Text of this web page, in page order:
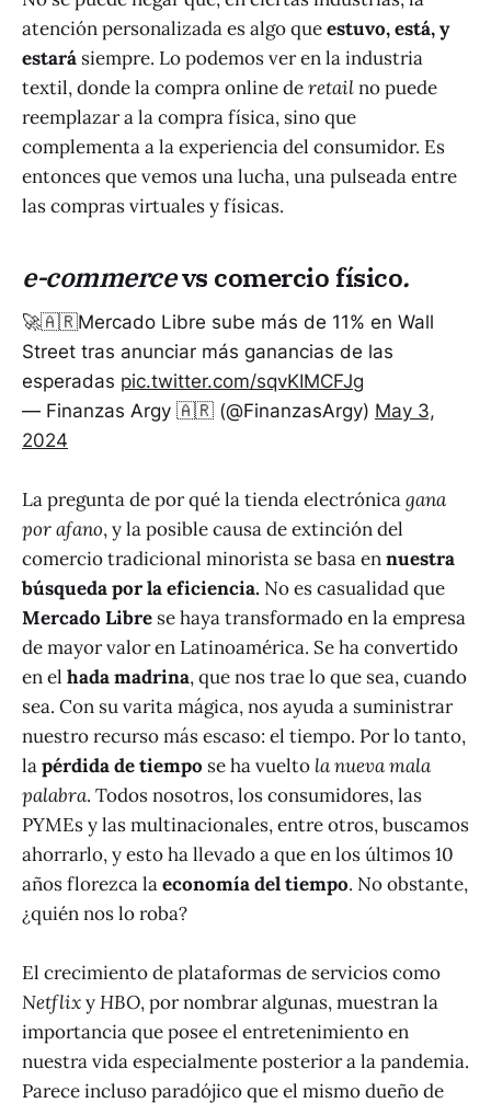
atención personalizada es algo queestuvo, está, y
estará siempre. Lo podemos ver en la industria
textil, donde la compra online deretailno puede
reemplazar a la compra física, sino que
complementa a la experiencia del consumidor. Es
entonces que vemos una lucha, una pulseada entre
las compras virtuales y físicas.
e-commercevs comercio físico.
🚀🇦🇷Mercado Libre sube más de 11% en Wall
Street tras anunciar más ganancias de las
esperadas pic.twitter.com/sqvKIMCFJg
— Finanzas Argy 🇦🇷 (@FinanzasArgy) May 3,
2024
La pregunta de por qué la tienda electrónicagana
por afano, y la posible causa de extinción del
comercio tradicional minorista se basa ennuestra
búsqueda por la eficiencia. No es casualidad que
Mercado Libre se haya transformado en la empresa
de mayor valor en Latinoamérica. Se ha convertido
en el hada madrina, que nos trae lo que sea, cuando
sea. Con su varita mágica, nos ayuda a suministrar
nuestro recurso más escaso: el tiempo. Por lo tanto,
lapérdida de tiempo se ha vuelto la nueva mala
palabra. Todos nosotros, los consumidores, las
PYMEs y las multinacionales, entre otros, buscamos
ahorrarlo, y esto ha llevado a que en los últimos 10
años florezca laeconomía del tiempo. No obstante,
¿quién nos lo roba?
El crecimiento de plataformas de servicios como
NetflixyHBO, por nombrar algunas, muestran la
importancia que posee el entretenimiento en
nuestra vida especialmente posterior a la pandemia.
Parece incluso paradójico que el mismo dueño de